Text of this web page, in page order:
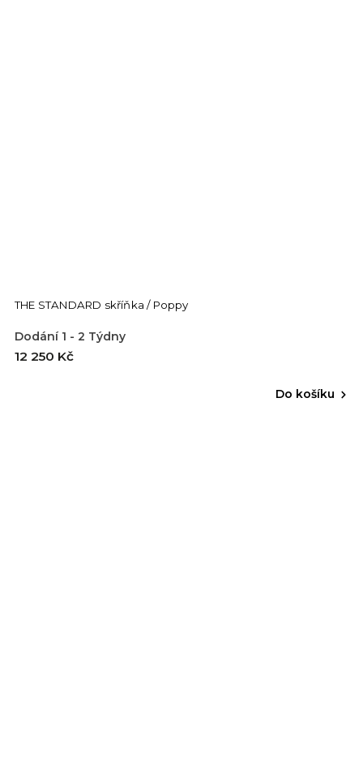
THE STANDARD skříňka / Poppy
Dodání 1 - 2 Týdny
12 250 Kč
Do košíku